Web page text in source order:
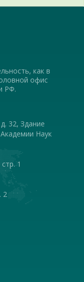
как в
офис
РФ.
32, Здание
Наук
1
2